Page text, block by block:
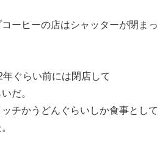
ーヒーの店はシャッターが閉まっ
ぐらい前には閉店して
だ。
チかうどんぐらいしか食事として